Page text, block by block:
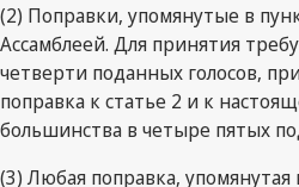
(2) Поправки, упомянутые в
Ассамблеей. Для принятия
четверти поданных голосов,
поправка к статье 2 и к
большинства в четыре пятых
(3) Любая поправка, упомянутая